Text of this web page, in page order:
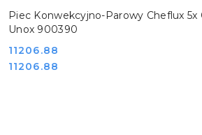
Piec Konwekcyjno-Parowy Cheflux 5x
Unox 900390
Cena:
11206.88
Cena:
11206.88